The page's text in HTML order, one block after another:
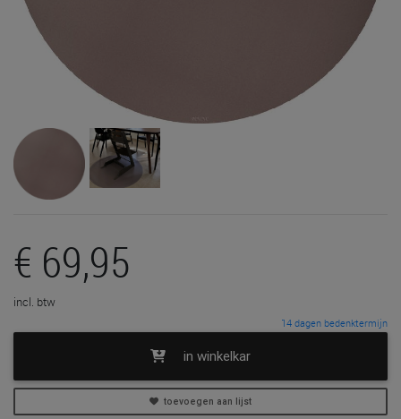
€ 69,95
incl. btw
14 dagen bedenktermijn
in winkelkar
toevoegen aan lijst